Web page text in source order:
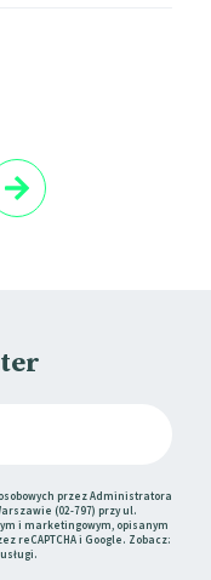
przez Administratora
(02-797) przy ul.
i marketingowym, opisanym
reCAPTCHA i Google. Zobacz: